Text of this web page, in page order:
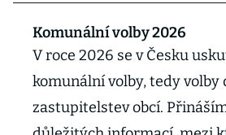
Komunální volby 2026
V roce 2026 se v Česku
komunální volby, tedy volby
zastupitelstev obcí.